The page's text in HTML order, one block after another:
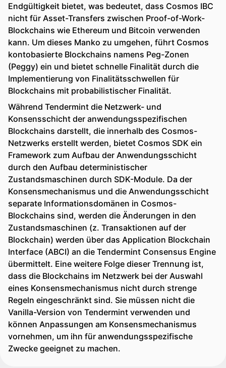
Endgültigkeit bietet, was bedeutet, dass Cosmos IBC
nicht für Asset-Transfers zwischen Proof-of-Work-
Blockchains wie Ethereum und Bitcoin verwenden
kann. Um dieses Manko zu umgehen, führt Cosmos
kontobasierte Blockchains namens Peg-Zonen
(Peggy) ein und bietet schnelle Finalität durch die
Implementierung von Finalitätsschwellen für
Blockchains mit probabilistischer Finalität.
Während Tendermint die Netzwerk- und
Konsensschicht der anwendungsspezifischen
Blockchains darstellt, die innerhalb des Cosmos-
Netzwerks erstellt werden, bietet Cosmos SDK ein
Framework zum Aufbau der Anwendungsschicht
durch den Aufbau deterministischer
Zustandsmaschinen durch SDK-Module. Da der
Konsensmechanismus und die Anwendungsschicht
separate Informationsdomänen in Cosmos-
Blockchains sind, werden die Änderungen in den
Zustandsmaschinen (z. Transaktionen auf der
Blockchain) werden über das Application Blockchain
Interface (ABCI) an die Tendermint Consensus Engine
übermittelt. Eine weitere Folge dieser Trennung ist,
dass die Blockchains im Netzwerk bei der Auswahl
eines Konsensmechanismus nicht durch strenge
Regeln eingeschränkt sind. Sie müssen nicht die
Vanilla-Version von Tendermint verwenden und
können Anpassungen am Konsensmechanismus
vornehmen, um ihn für anwendungsspezifische
Zwecke geeignet zu machen.